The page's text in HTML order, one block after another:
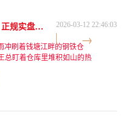
“玩转”期权工具箱，正规实盘配资助力钢企风险管理再升级？ 2026-03-12 22:46:03
冲刷着钱塘江畔的钢铁仓
总盯着仓库里堆积如山的热
户推迟提货的通知。雨季施
让原本计划"囤货待涨"的